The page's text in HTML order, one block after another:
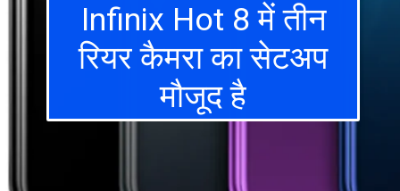
Infinix Hot 8 में तीन
रियर कैमरा का सेटअप
मौजूद है